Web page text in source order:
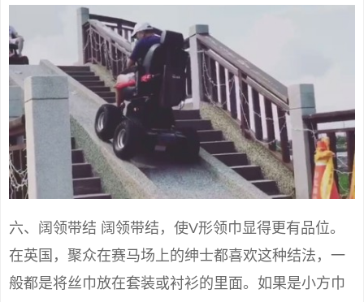
六、阔领带结 阔领带结，使V形领巾显得更有品位。
在英国，聚众在赛马场上的绅士都喜欢这种结法，一
般都是将丝巾放在套装或衬衫的里面。如果是小方巾